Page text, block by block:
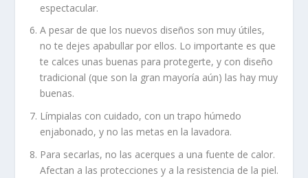
espectacular.
A pesar de que los nuevos diseños son muy útiles,
no te dejes apabullar por ellos. Lo importante es que
te calces unas buenas para protegerte, y con diseño
tradicional (que son la gran mayoría aún) las hay muy
buenas.
Límpialas con cuidado, con un trapo húmedo
enjabonado, y no las metas en la lavadora.
Para secarlas, no las acerques a una fuente de calor.
Afectan a las protecciones y a la resistencia de la piel.